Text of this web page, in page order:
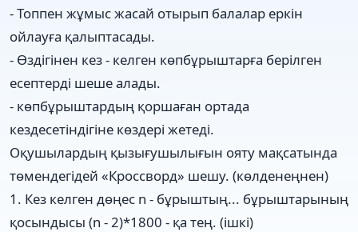
- Топпен жұмыс жасай отырып балалар еркін
ойлауға қалыптасады.
- Өздігінен кез - келген көпбұрыштарға берілген
есептерді шеше алады.
- көпбұрыштардың қоршаған ортада
кездесетіндігіне көздері жетеді.
Оқушылардың қызығушылығын ояту мақсатында
төмендегідей «Кроссворд» шешу. (көлденеңнен)
1. Кез келген дөңес n - бұрыштың... бұрыштарының
қосындысы (n - 2)*1800 - қа тең. (ішкі)